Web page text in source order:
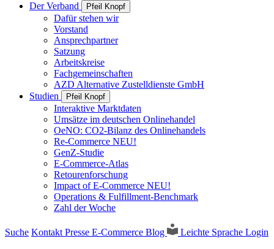
Der Verband
Pfeil Knopf
Dafür stehen wir
Vorstand
Ansprechpartner
Satzung
Arbeitskreise
Fachgemeinschaften
AZD Alternative Zustelldienste GmbH
Studien
Pfeil Knopf
Interaktive Marktdaten
Umsätze im deutschen Onlinehandel
OeNO: CO2-Bilanz des Onlinehandels
Re-Commerce NEU!
GenZ-Studie
E-Commerce-Atlas
Retourenforschung
Impact of E-Commerce NEU!
Operations & Fulfillment-Benchmark
Zahl der Woche
Suche Kontakt Presse E-Commerce Blog Leichte Sprache Login